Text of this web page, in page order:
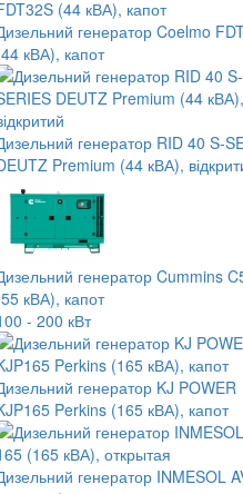
генератор Coelmo
кВА), капот
генератор RID 40 S-
Premium (44 кВА),
генератор Cummins
кВА), капот
- 200 кВт
генератор KJ POWER
Perkins (165 кВА), капот
генератор INMESOL